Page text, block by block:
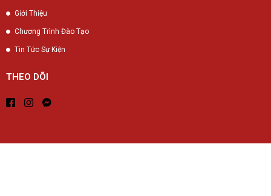
Giới Thiệu
Chương Trình Đào Tạo
Tin Tức Sự Kiện
THEO DÕI